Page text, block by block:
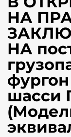
НА
НА
шасси